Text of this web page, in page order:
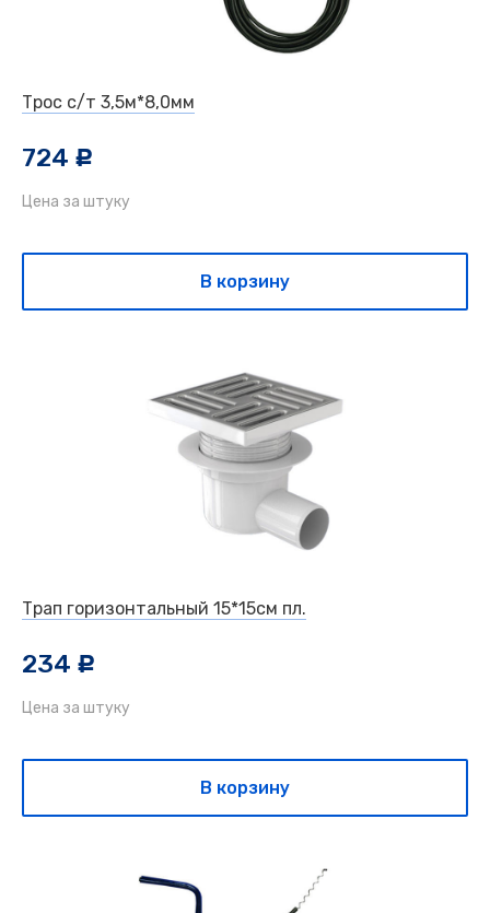
Трос с/т 3,5м*8,0мм
724 c
Цена за штуку
В корзину
Трап горизонтальный 15*15см пл.
234 c
Цена за штуку
В корзину